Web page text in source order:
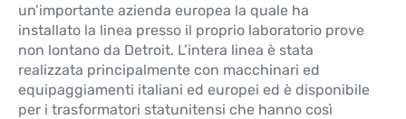
un’importante azienda europea la quale ha
installato la linea presso il proprio laboratorio prove
non lontano da Detroit. L’intera linea è stata
realizzata principalmente con macchinari ed
equipaggiamenti italiani ed europei ed è disponibile
per i trasformatori statunitensi che hanno così